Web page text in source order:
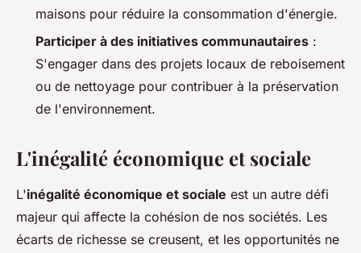
maisons pour réduire la consommation d'énergie.
Participer à des initiatives communautaires :
S'engager dans des projets locaux de reboisement
ou de nettoyage pour contribuer à la préservation
de l'environnement.
L'inégalité économique et sociale
L'inégalité économique et sociale est un autre défi
majeur qui affecte la cohésion de nos sociétés. Les
écarts de richesse se creusent, et les opportunités ne